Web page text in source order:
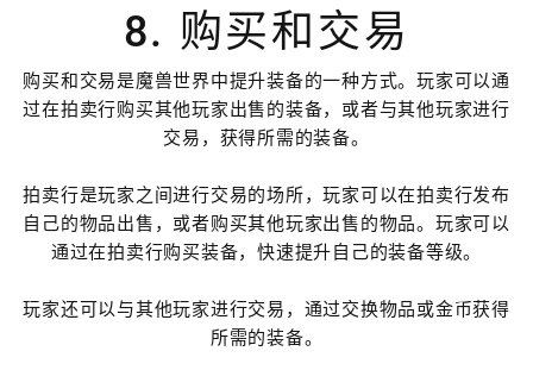
8. 购买和交易
购买和交易是魔兽世界中提升装备的一种方式。玩家可以通
过在拍卖行购买其他玩家出售的装备，或者与其他玩家进行
交易，获得所需的装备。
拍卖行是玩家之间进行交易的场所，玩家可以在拍卖行发布
自己的物品出售，或者购买其他玩家出售的物品。玩家可以
通过在拍卖行购买装备，快速提升自己的装备等级。
玩家还可以与其他玩家进行交易，通过交换物品或金币获得
所需的装备。